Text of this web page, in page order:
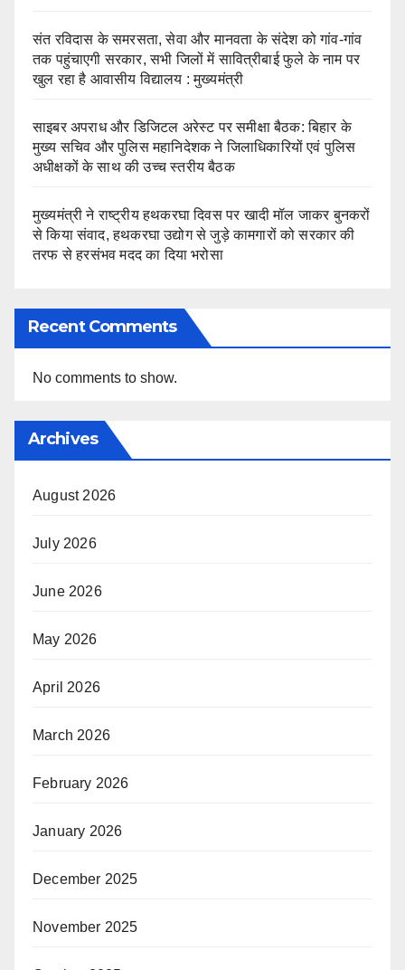
संत रविदास के समरसता, सेवा और मानवता के संदेश को गांव-गांव
तक पहुंचाएगी सरकार, सभी जिलों में सावित्रीबाई फुले के नाम पर
खुल रहा है आवासीय विद्यालय : मुख्यमंत्री
साइबर अपराध और डिजिटल अरेस्ट पर समीक्षा बैठक: बिहार के
मुख्य सचिव और पुलिस महानिदेशक ने जिलाधिकारियों एवं पुलिस
अधीक्षकों के साथ की उच्च स्तरीय बैठक
मुख्यमंत्री ने राष्ट्रीय हथकरघा दिवस पर खादी मॉल जाकर बुनकरों
से किया संवाद, हथकरघा उद्योग से जुड़े कामगारों को सरकार की
तरफ से हरसंभव मदद का दिया भरोसा
Recent Comments
No comments to show.
Archives
August 2026
July 2026
June 2026
May 2026
April 2026
March 2026
February 2026
January 2026
December 2025
November 2025